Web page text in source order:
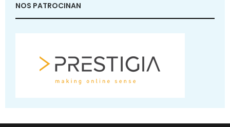
NOS PATROCINAN